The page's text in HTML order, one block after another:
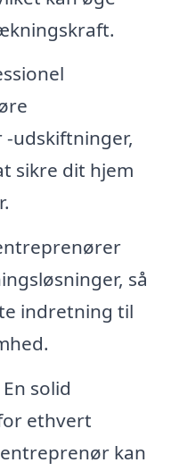
udskiftninger,
sikre dit hjem
så
indretning til
En solid
ethvert
kan